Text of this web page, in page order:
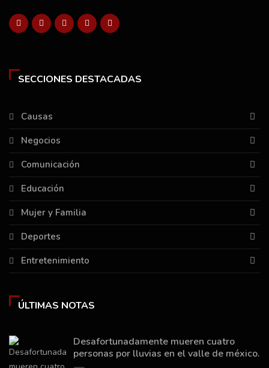
SECCIONES DESTACADAS
Causas
Negocios
Comunicación
Educación
Mujer y Familia
Deportes
Entretenimiento
ÚLTIMAS NOTAS
Desafortunadamente mueren cuatro
personas por lluvias en el valle de méxico.